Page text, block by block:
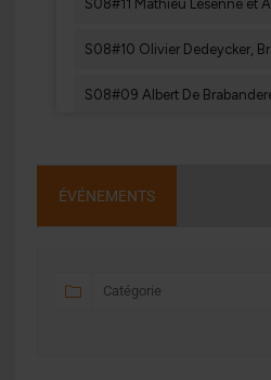
ÉVÉNEMENTS